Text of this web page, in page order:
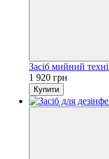
Засіб мийний
1 920 грн
Купити